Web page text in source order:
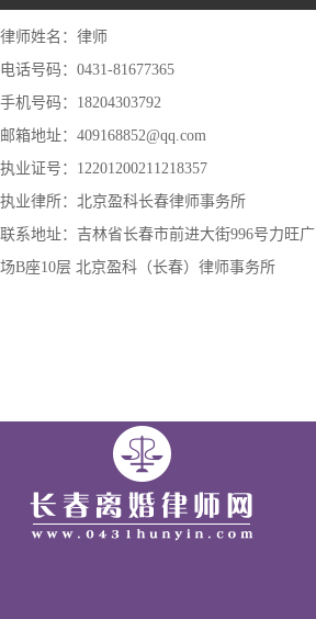
律师姓名：律师
电话号码：0431-81677365
手机号码：18204303792
邮箱地址：409168852@qq.com
执业证号：12201200211218357
执业律所：北京盈科长春律师事务所
联系地址：吉林省长春市前进大街996号力旺广
场B座10层 北京盈科（长春）律师事务所